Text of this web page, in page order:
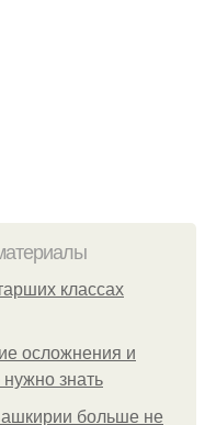
классах
осложнения и
знать
больше не